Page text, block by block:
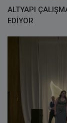
ALTYAPI
EDİYOR